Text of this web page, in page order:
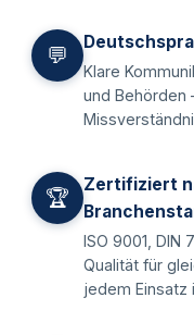
💬
Klare
und Behörden
🏆
Zertifiziert
ISO 9001,
Qualität für
jedem Einsatz